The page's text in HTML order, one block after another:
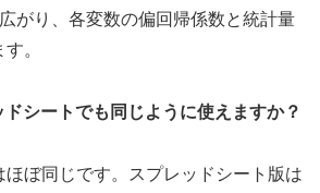
がり、各変数の偏回帰係数と統計量
。
シートでも同じように使えますか？
ほぼ同じです。スプレッドシート版は